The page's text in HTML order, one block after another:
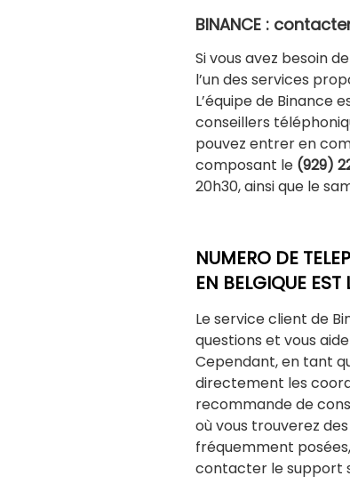
BINANCE :
Si vous avez besoin
l’un des services
L’équipe de Binance
conseillers
pouvez entrer en
composant le (929)
20h30, ainsi que le
NUMERO DE
EN BELGIQUE
Le service client de
questions et vous
Cependant, en tant
directement les
recommande de
où vous trouverez
fréquemment
contacter le support